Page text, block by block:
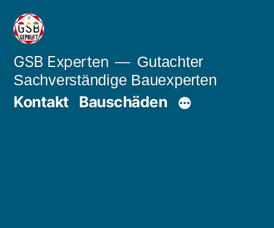
Zum
Inhalt
springen
GSB Experten
Gutachter
Sachverständige Bauexperten
Kontakt Bauschäden